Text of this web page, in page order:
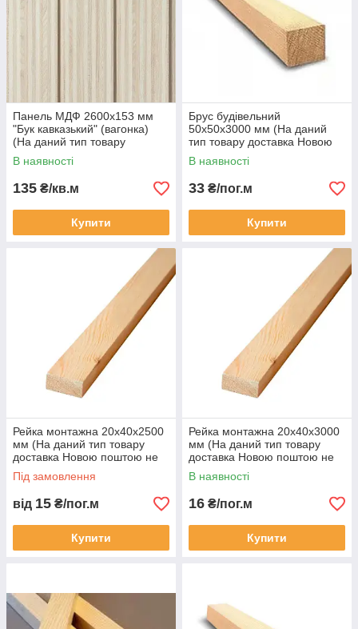
Панель МДФ 2600х153 мм
"Бук кавказький" (вагонка)
(На даний тип товару
доставка Новою поштою не
здійснюється)
В наявності
135 ₴/кв.м
Купити
Брус будівельний
50х50х3000 мм (На даний
тип товару доставка Новою
поштою не здійснюється)
В наявності
33 ₴/пог.м
Купити
Рейка монтажна 20х40х2500
мм (На даний тип товару
доставка Новою поштою не
здійснюється)
Під замовлення
від 15 ₴/пог.м
Купити
Рейка монтажна 20х40х3000
мм (На даний тип товару
доставка Новою поштою не
здійснюється)
В наявності
16 ₴/пог.м
Купити